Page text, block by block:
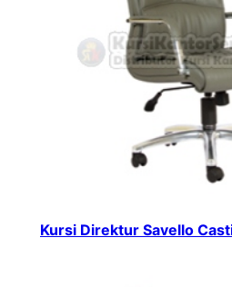
Kursi Direktur Savello